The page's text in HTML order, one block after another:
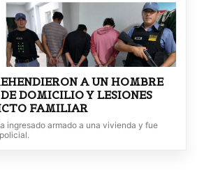
A UN HOMBRE
DOMICILIO Y LESIONES
FAMILIAR
ingresado armado a una vivienda y fue